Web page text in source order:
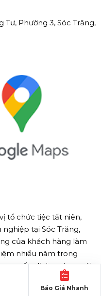
Tư, Phường 3, Sóc Trăng,
tổ chức tiệc tất niên,
tại Sóc Trăng,
của khách hàng làm
nhiều năm trong
cấp dịch vụ trọn gói
đơn, trang trí cho đến
kiện diễn ra suôn sẻ và
Báo Giá Nhanh